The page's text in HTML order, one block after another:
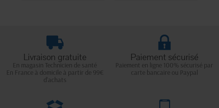
Livraison gratuite
En magasin Technicien de santé
En France à domicile à partir de 99€
d'achats
Paiement sécurisé
Paiement en ligne 100% sécurisé par
carte bancaire ou Paypal